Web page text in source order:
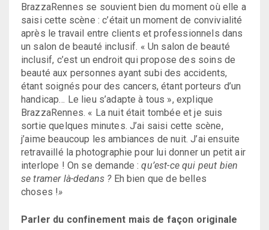
BrazzaRennes se souvient bien du moment où elle a
saisi cette scène : c’était un moment de convivialité
après le travail entre clients et professionnels dans
un salon de beauté inclusif. « Un salon de beauté
inclusif, c’est un endroit qui propose des soins de
beauté aux personnes ayant subi des accidents,
étant soignés pour des cancers, étant porteurs d’un
handicap… Le lieu s’adapte à tous », explique
BrazzaRennes. « La nuit était tombée et je suis
sortie quelques minutes. J’ai saisi cette scène,
j’aime beaucoup les ambiances de nuit. J’ai ensuite
retravaillé la photographie pour lui donner un petit air
interlope ! On se demande :qu’est-ce qui peut bien
se tramer là-dedans ? Eh bien que de belles
choses !»
Parler du confinement mais de façon originale